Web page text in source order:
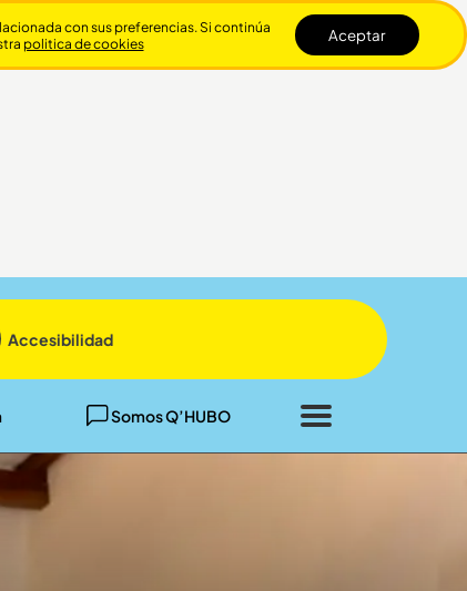
Accesibilidad
Somos Q’HUBO
Cerrar
con sus preferencias. Si continúa
politica de cookies Aceptar